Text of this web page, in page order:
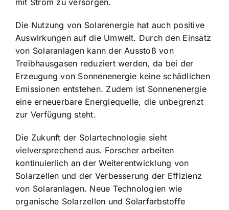
Die Nutzung von Solarenergie hat auch positive
Auswirkungen auf die Umwelt. Durch den Einsatz
von Solaranlagen kann der Ausstoß von
Treibhausgasen reduziert werden, da bei der
Erzeugung von Sonnenenergie keine schädlichen
Emissionen entstehen. Zudem ist Sonnenenergie
eine erneuerbare Energiequelle, die unbegrenzt
zur Verfügung steht.
Die Zukunft der Solartechnologie sieht
vielversprechend aus. Forscher arbeiten
kontinuierlich an der Weiterentwicklung von
Solarzellen und der Verbesserung der Effizienz
von Solaranlagen. Neue Technologien wie
organische Solarzellen und Solarfarbstoffe